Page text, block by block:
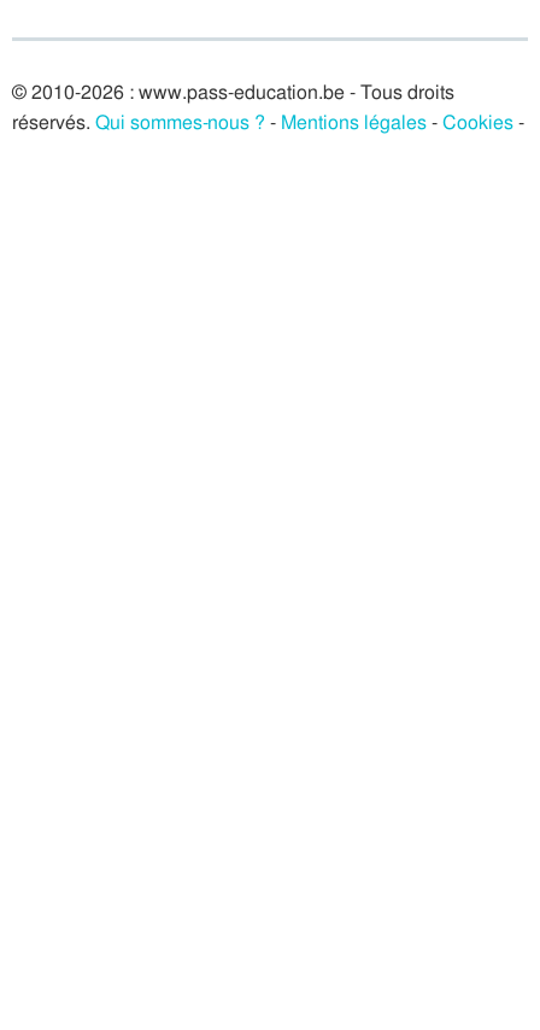
© 2010-2026 : www.pass-education.be - Tous droits
réservés. Qui sommes-nous ? - Mentions légales-Cookies-